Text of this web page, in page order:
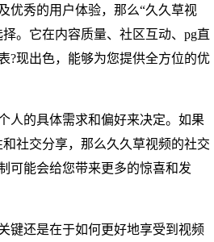
优秀的用户体验，那么“久久草视
。它在内容质量、社区互动、pg直
?现出色，能够为您提供全方位的优
人的具体需求和偏好来决定。如果
社交分享，那么久久草视频的社交
可能会给您带来更多的惊喜和发
键还是在于如何更好地享受到视频